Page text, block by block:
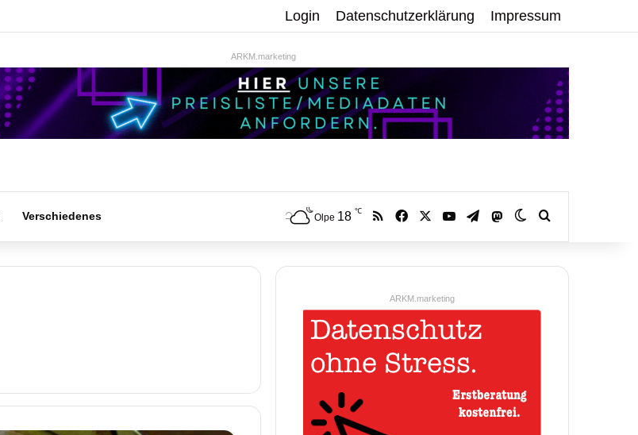
Login Datenschutzerklärung Impressum
ARKM.marketing
Verschiedenes Olpe 18 ℃ RSS Facebook YouTubeTelegramMastodonSkin umschalten
ARKM.marketing